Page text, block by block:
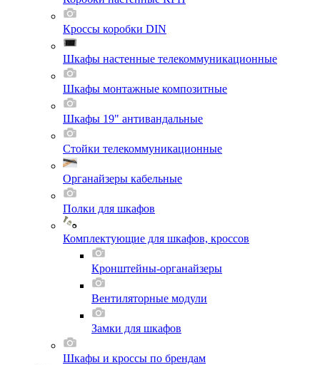
Кроссы коробки DIN
Шкафы настенные телекоммуникационные
Шкафы монтажные композитные
Шкафы 19" антивандальные
Стойки телекоммуникационные
Органайзеры кабельные
Полки для шкафов
Комплектующие для шкафов, кроссов
Кронштейны-органайзеры
Вентиляторные модули
Замки для шкафов
Шкафы и кроссы по брендам